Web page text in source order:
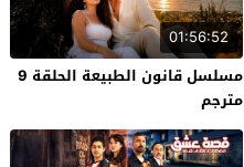
01:56:52
مسلسل قانون الطبيعة الحلقة 9
مترجم